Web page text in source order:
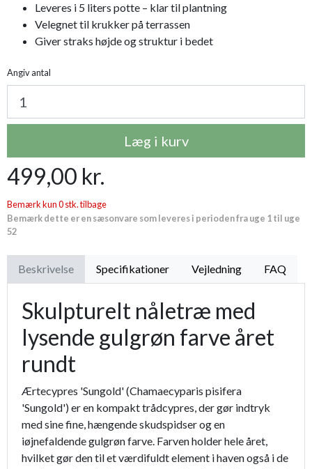
Leveres i 5 liters potte – klar til plantning
Velegnet til krukker på terrassen
Giver straks højde og struktur i bedet
Angiv antal
Læg i kurv
499,00 kr.
Bemærk kun 0 stk. tilbage
Bemærk dette er en sæsonvare som leveres i perioden fra uge 1 til uge
52
Beskrivelse Specifikationer Vejledning FAQ
Skulpturelt nåletræ med
lysende gulgrøn farve året
rundt
Ærtecypres 'Sungold' (Chamaecyparis pisifera
'Sungold') er en kompakt trådcypres, der gør indtryk
med sine fine, hængende skudspidser og en
iøjnefaldende gulgrøn farve. Farven holder hele året,
hvilket gør den til et værdifuldt element i haven også i de